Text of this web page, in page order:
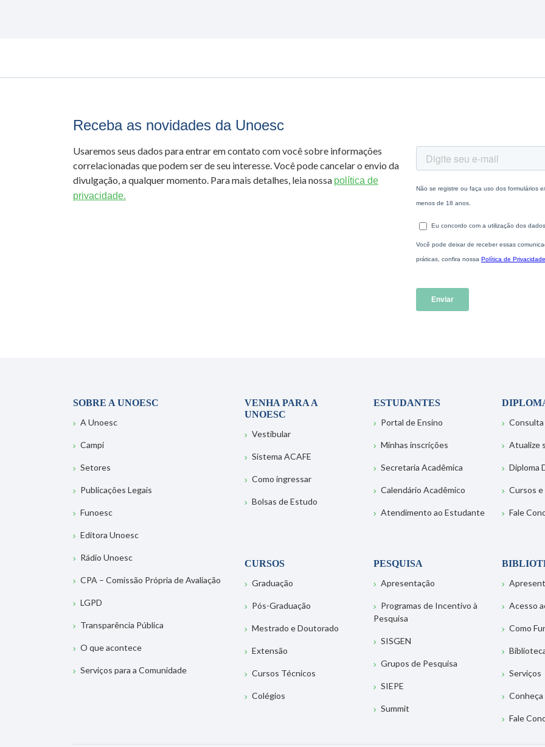
Receba as novidades da Unoesc
Usaremos seus dados para entrar em contato com você sobre informações
correlacionadas que podem ser de seu interesse. Você pode cancelar o envio da
divulgação, a qualquer momento. Para mais detalhes, leia nossa política de
privacidade.
SOBRE A UNOESC
A Unoesc
Campi
Setores
Publicações Legais
Funoesc
Editora Unoesc
Rádio Unoesc
CPA – Comissão Própria de Avaliação
LGPD
Transparência Pública
O que acontece
Serviços para a Comunidade
VENHA PARA A
UNOESC
Vestibular
Sistema ACAFE
Como ingressar
Bolsas de Estudo
ESTUDANTES
Portal de Ensino
Minhas inscrições
Secretaria Acadêmica
Calendário Acadêmico
Atendimento ao Estudante
Consulta
Atualize
Diploma
Cursos
Fale
CURSOS
Graduação
Pós-Graduação
Mestrado e Doutorado
Extensão
Cursos Técnicos
Colégios
PESQUISA
Apresentação
Programas de Incentivo à
Pesquisa
SISGEN
Grupos de Pesquisa
SIEPE
Summit
Acesso
Como
Serviços
Fale